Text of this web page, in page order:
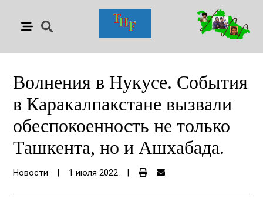
Волнения в Нукусе. События
в Каракалпакстане вызвали
обеспокоенность не только
Ташкента, но и Ашхабада.
Новости 1 июля 2022